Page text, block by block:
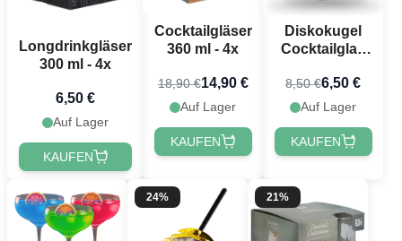
Longdrinkgläser
300 ml - 4x
6,50 €
Auf Lager
KAUFEN
Cocktailgläser
360 ml - 4x
18,90 €14,90 €
Auf Lager
KAUFEN
Diskokugel
Cocktailglas
500 ml
8,50 €6,50 €
Auf Lager
KAUFEN
24% 21%